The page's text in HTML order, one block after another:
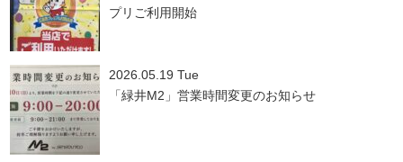
プリご利用開始
2026.05.19 Tue
「緑井M2」営業時間変更のお知らせ